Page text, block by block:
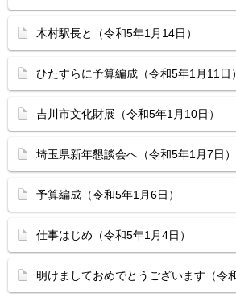
木村駅長と（令和5年1月14日）
ひたすらに予算編成（令和5年1月11日）
吉川市文化財展（令和5年1月10日）
埼玉県新年懇談会へ（令和5年1月7日）
予算編成（令和5年1月6日）
仕事はじめ（令和5年1月4日）
明けましておめでとうございます（令